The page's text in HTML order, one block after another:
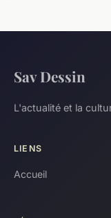
Sav Dessin
L'actualité et la
LIENS
Accueil